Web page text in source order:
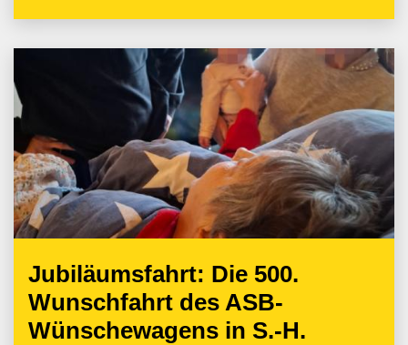
Jubiläumsfahrt: Die 500.
Wunschfahrt des ASB-
Wünschewagens in S.-H.